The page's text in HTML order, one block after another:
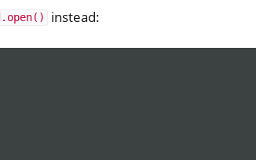
instead: